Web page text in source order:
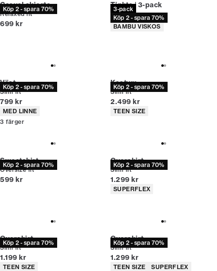
Köp 2 - spara 70%
Casual skjorta
Relaxed fit
Nuvarande pris
699 kr
3-pack
Köp 2 - spara 70%
Tights | 3-pack
Nuvarande pris
399 kr
Produktattribut
BAMBU VISKOS
Köp 2 - spara 70%
Väst
Slim fit
Nuvarande pris
799 kr
Produktattribut
MED LINNE
3 färger
Köp 2 - spara 70%
Kostym
Slim fit
Nuvarande pris
2.499 kr
Produktattribut
TEEN SIZE
Köp 2 - spara 70%
Sweatshirt
Oversize fit
Nuvarande pris
599 kr
Köp 2 - spara 70%
Overshirt
Slim fit
Nuvarande pris
1.299 kr
Produktattribut
SUPERFLEX
Köp 2 - spara 70%
Overshirt
Slim fit
Nuvarande pris
1.199 kr
Produktattribut
TEEN SIZE
Köp 2 - spara 70%
Overshirt
Slim fit
Nuvarande pris
1.299 kr
Produktattribut
TEEN SIZE
SUPERFLEX